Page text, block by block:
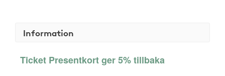
Information
Ticket Presentkort ger 5% tillbaka